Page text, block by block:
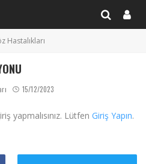
Hastalıkları
15/12/2023
yapmalısınız. Lütfen Giriş Yapın.